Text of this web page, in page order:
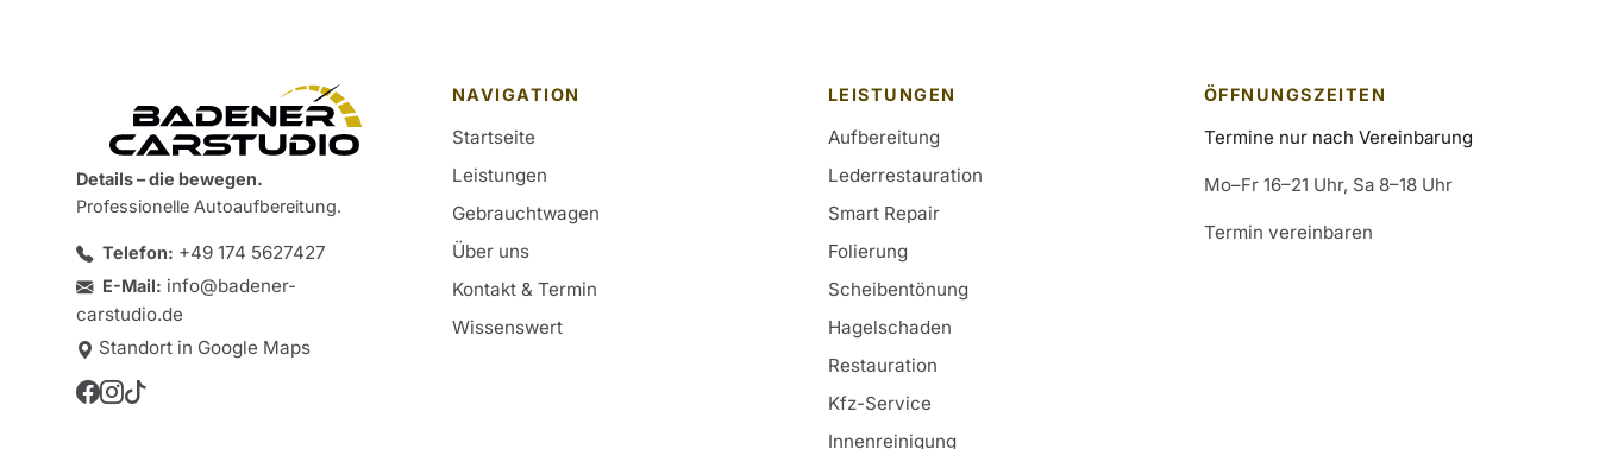
Details – die bewegen.
Professionelle Autoaufbereitung.
Telefon: +49 174 5627427
E-Mail: info@badener-
carstudio.de
Standort in Google Maps
NAVIGATION
Startseite
Leistungen
Gebrauchtwagen
Über uns
Kontakt & Termin
Wissenswert
LEISTUNGEN
Aufbereitung
Lederrestauration
Smart Repair
Folierung
Scheibentönung
Hagelschaden
Restauration
Kfz-Service
Innenreinigung
ÖFFNUNGSZEITEN
Termine nur nach Vereinbarung
Mo–Fr 16–21 Uhr, Sa 8–18 Uhr
Termin vereinbaren